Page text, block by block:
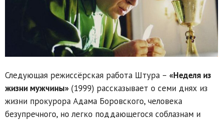
Следующая режиссёрская работа Штура – «Неделя из
жизни мужчины» (1999) рассказывает о семи днях из
жизни прокурора Адама Боровского, человека
безупречного, но легко поддающегося соблазнам и